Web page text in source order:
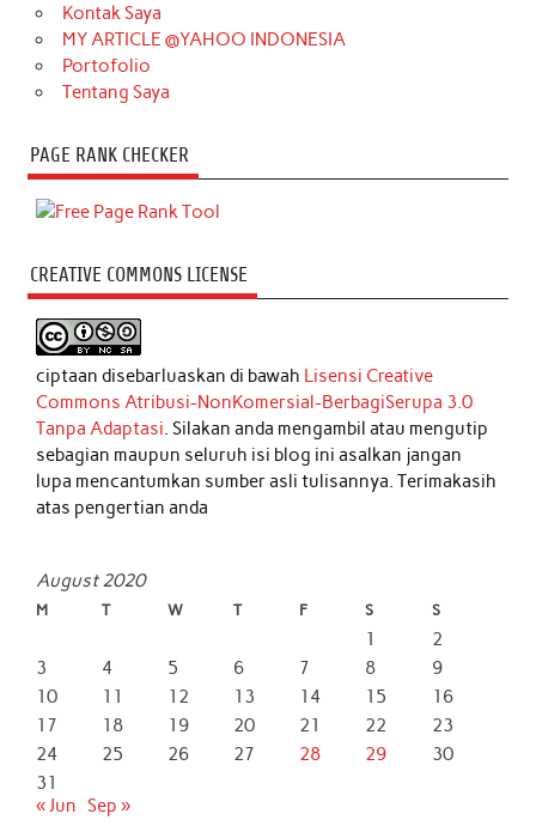
Kontak Saya
MY ARTICLE @YAHOO INDONESIA
Portofolio
Tentang Saya
PAGE RANK CHECKER
CREATIVE COMMONS LICENSE
ciptaan disebarluaskan di bawah Lisensi Creative
Commons Atribusi-NonKomersial-BerbagiSerupa 3.0
Tanpa Adaptasi. Silakan anda mengambil atau mengutip
sebagian maupun seluruh isi blog ini asalkan jangan
lupa mencantumkan sumber asli tulisannya. Terimakasih
atas pengertian anda
August 2020
M T W T F S S
1
2
3
4 5 6 7 8
9
10
11 12 13 14 15
16
17
18 19 20 21 22
23
24
25 26 27 28 29
30
31
« Jun Sep »